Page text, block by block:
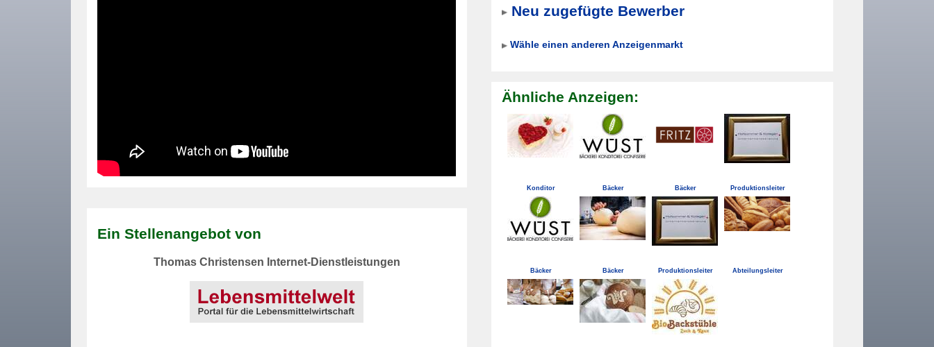
Ein Stellenangebot von
Thomas Christensen Internet-Dienstleistungen
Neu zugefügte Bewerber
Wähle einen anderen Anzeigenmarkt
Ähnliche Anzeigen:
Konditor Bäcker Bäcker Produktionsleiter
Bäcker Bäcker Produktionsleiter Abteilungsleiter